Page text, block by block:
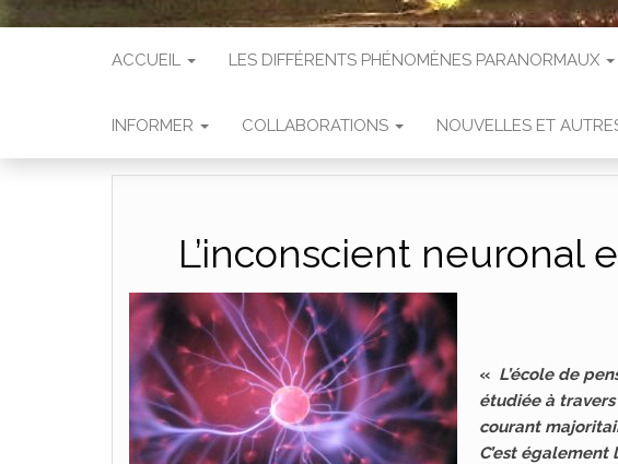
ACCUEIL LES DIFFÉRENTS PHÉNOMÈNES PARANORMAUX
INFORMER COLLABORATIONS NOUVELLES ET
L’inconscient neuronal
« L’école de
étudiée à
courant
C’est